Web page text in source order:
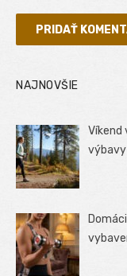
NAJNOVŠIE
Víkend
výbavy